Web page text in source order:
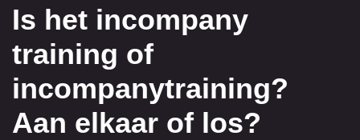
Is het incompany
training of
incompanytraining?
Aan elkaar of los?